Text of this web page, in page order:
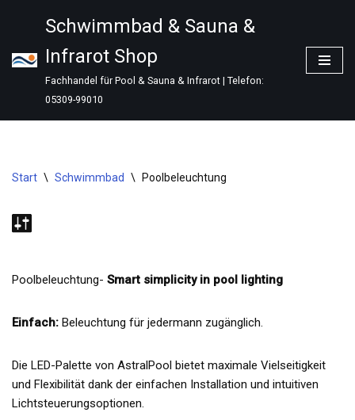
Inhalt
springen
Schwimmbad & Sauna &
Infrarot Shop
Fachhandel für Pool & Sauna & Infrarot | Telefon:
05309-99010
Start \ Schwimmbad \ Poolbeleuchtung
Poolbeleuchtung- Smart simplicity in pool lighting
Einfach: Beleuchtung für jedermann zugänglich.
Die LED-Palette von AstralPool bietet maximale Vielseitigkeit
und Flexibilität dank der einfachen Installation und intuitiven
Lichtsteuerungsoptionen.